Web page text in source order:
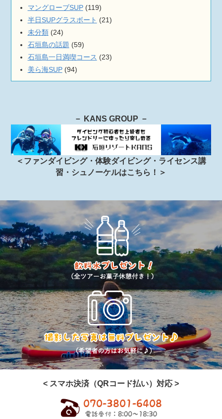
マングローブSUP(119)
半日SUPグラスボート (21)
未分類(24)
石垣島の話題 (59)
石垣島一日満喫コース (23)
美ら海SUP(94)
－ KANS GROUP －
＜ファンダイビング・体験ダイビング・ライセンス講
習・シュノーケルはこちら！＞
< スマホ決済（QRコード払い）対応 >